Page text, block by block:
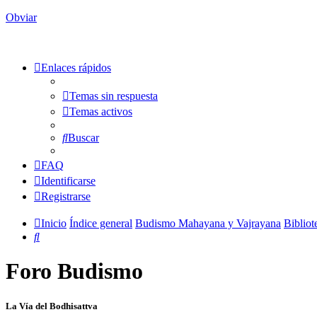
Obviar
Enlaces rápidos
Temas sin respuesta
Temas activos
Buscar
FAQ
Identificarse
Registrarse
Inicio Índice general Budismo Mahayana y Vajrayana
Buscar
Foro Budismo
La Vía del Bodhisattva